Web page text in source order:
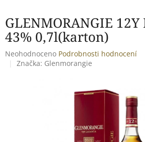
GLENMORANGIE 12Y
43% 0,7l(karton)
Průměrné
hodnocení
Neohodnoceno Podrobnosti hodnocení
Značka: Glenmorangie